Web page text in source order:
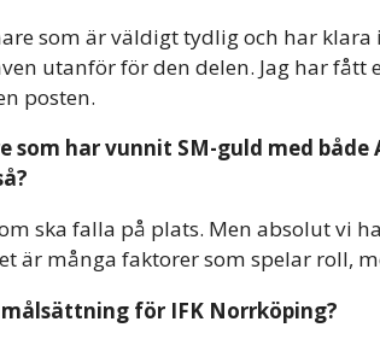
som är väldigt tydlig och har
utanför för den delen. Jag har
posten.
som har vunnit SM-guld med både
ska falla på plats. Men absolut vi
är många faktorer som spelar roll,
för IFK Norrköping?